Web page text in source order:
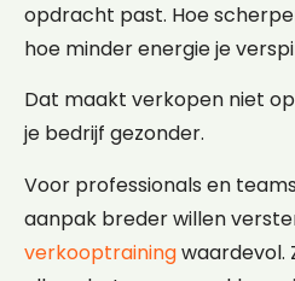
opdracht past. Hoe
hoe minder energie je
Dat maakt verkopen niet
je bedrijf gezonder.
Voor professionals en
aanpak breder willen
verkooptrainingwaardevol.